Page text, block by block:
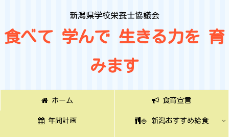
新潟県学校栄養士協議会
食べて 学んで 生きる力を 育
みます
ホーム 食育宣言
年間計画 🍚 新潟おすすめ給食